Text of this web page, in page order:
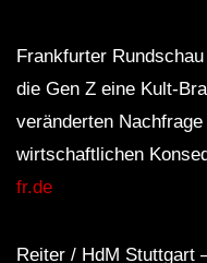
Frankfurter
die Gen Z eine Kult-
veränderten
wirtschaftlichen
fr.de
Reiter / HdM Stuttgart